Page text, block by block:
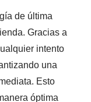
de última
Gracias a
intento
una
Esto
óptima